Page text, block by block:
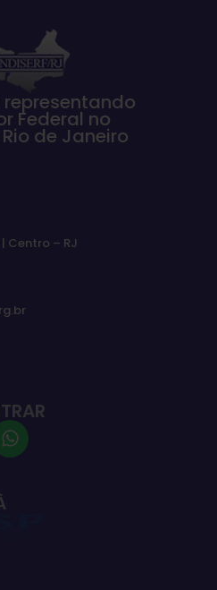
representando
Federal no
de Janeiro
Centro – RJ